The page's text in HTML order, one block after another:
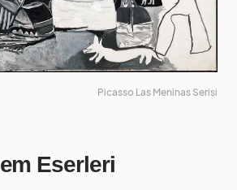
Picasso Las Meninas Serisi
Eserleri